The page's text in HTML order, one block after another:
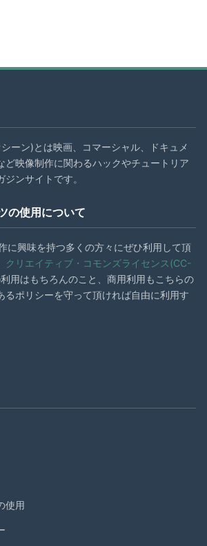
ーン)とは映画、コマーシャル、ドキュメ
ど映像制作に関わるハックやチュートリア
ンサイトです。
の使用について
に興味を持つ多くの方々にぜひ利用して頂
クリエイティブ・コモンズライセンス(CC-
用はもちろんのこと、商用利用もこちらの
るポリシーを守って頂ければ自由に利用す
使用